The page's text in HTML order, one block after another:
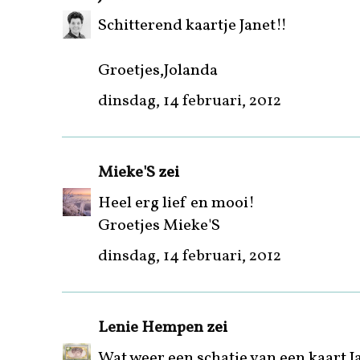
Schitterend kaartje Janet!!
Groetjes,Jolanda
dinsdag, 14 februari, 2012
Mieke'Szei
Heel erg lief en mooi!
Groetjes Mieke'S
dinsdag, 14 februari, 2012
Lenie Hempenzei